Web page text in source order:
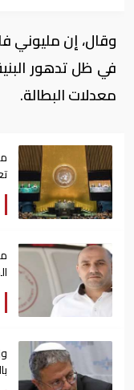
وقال، إن مليوني
في ظل تدهور
معدلات البطالة.